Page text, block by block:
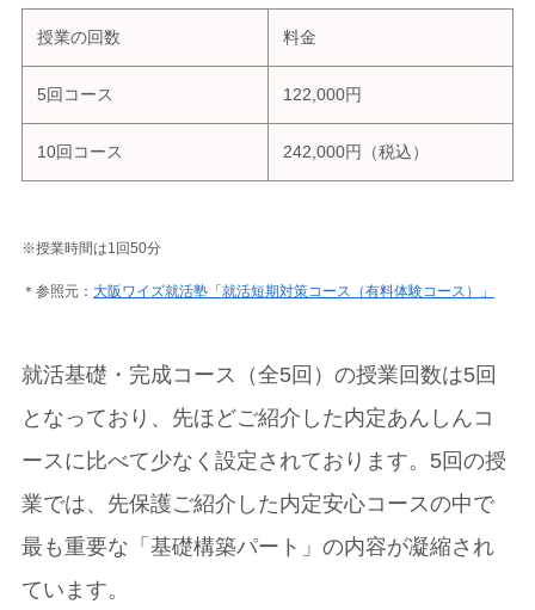
授業の回数 料金
5回コース 122,000円
10回コース 242,000円（税込）
※授業時間は1回50分
＊参照元： 大阪ワイズ就活塾「就活短期対策コース（有料体験コース）」
就活基礎・完成コース（全5回）の授業回数は5回
となっており、先ほどご紹介した内定あんしんコ
ースに比べて少なく設定されております。5回の授
業では、先保護ご紹介した内定安心コースの中で
最も重要な「基礎構築パート」の内容が凝縮され
ています。